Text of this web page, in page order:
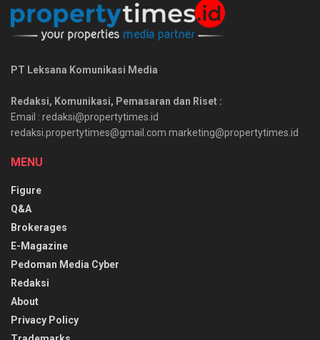
PT Leksana Komunikasi Media
Redaksi, Komunikasi, Pemasaran dan Riset :
Email : redaksi@propertytimes.id
redaksi.propertytimes@gmail.com marketing@propertytimes.id
MENU
Figure
Q&A
Brokerages
E-Magazine
Pedoman Media Cyber
Redaksi
About
Privacy Policy